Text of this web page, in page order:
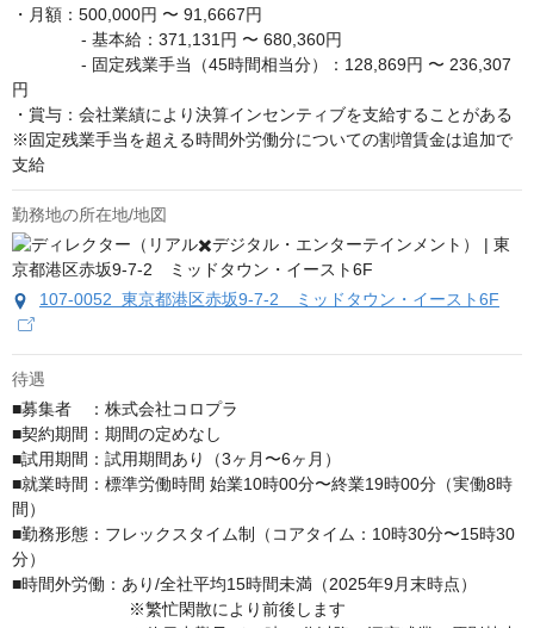
・月額：500,000円 〜 91,6667円
- 基本給：371,131円 〜 680,360円
- 固定残業手当（45時間相当分）：128,869円 〜 236,307
円
・賞与：会社業績により決算インセンティブを支給することがある
※固定残業手当を超える時間外労働分についての割増賃金は追加で
支給
勤務地の所在地/地図
107-0052 東京都港区赤坂9-7-2 ミッドタウン・イースト6F
待遇
■募集者　：株式会社コロプラ
■契約期間：期間の定めなし
■試用期間：試用期間あり（3ヶ月〜6ヶ月）
■就業時間：標準労働時間 始業10時00分〜終業19時00分（実働8時
間）
■勤務形態：フレックスタイム制（コアタイム：10時30分〜15時30
分）
■時間外労働：あり/全社平均15時間未満（2025年9月末時点）
※繁忙閑散により前後します